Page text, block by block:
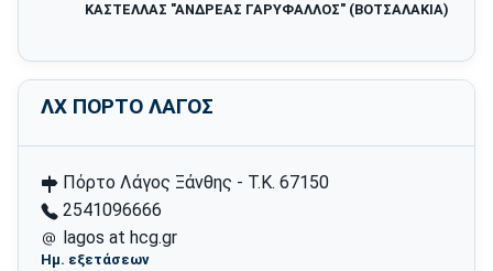
ΚΑΣΤΕΛΛΑΣ "ΑΝΔΡΕΑΣ ΓΑΡΥΦΑΛΛΟΣ" (ΒΟΤΣΑΛΑΚΙΑ)
ΛΧ ΠΟΡΤΟ ΛΑΓΟΣ
Πόρτο Λάγος Ξάνθης - Τ.Κ. 67150
2541096666
lagos at hcg.gr
Ημ. εξετάσεων